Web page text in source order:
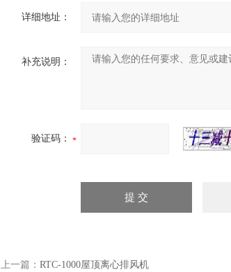
详细地址：
补充说明：
验证码：
上一篇： RTC-1000屋顶离心排风机